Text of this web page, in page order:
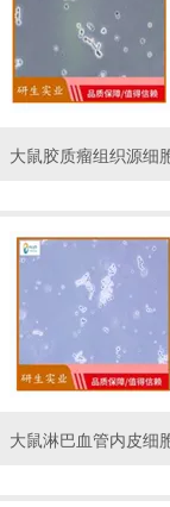
大鼠胶质瘤组织源细
大鼠淋巴血管内皮细